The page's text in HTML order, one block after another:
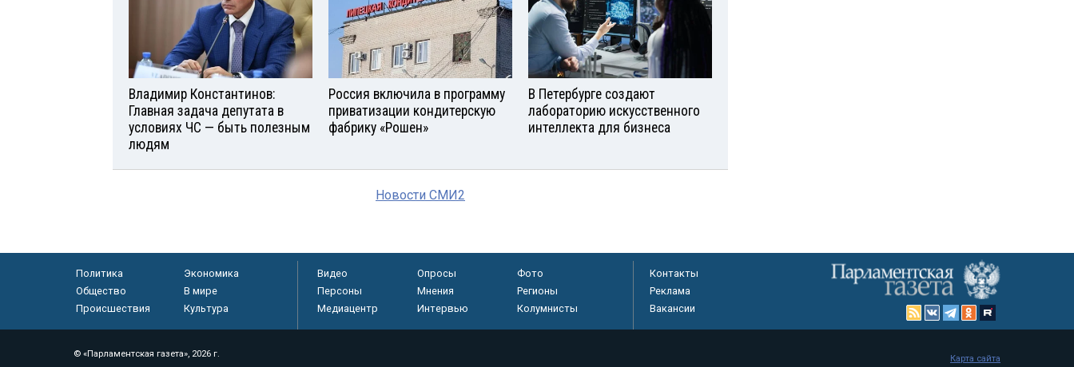
Владимир Константинов:
Главная задача депутата в
условиях ЧС — быть полезным
людям
Россия включила в программу
приватизации кондитерскую
фабрику «Рошен»
В Петербурге создают
лабораторию искусственного
интеллекта для бизнеса
Новости СМИ2
Политика
Экономика
Общество
В мире
Происшествия
Культура
Видео Опросы
Фото
Персоны
Мнения
Регионы
Медиацентр
Интервью Колумнисты
Контакты
Реклама
Вакансии
© «Парламентская газета», 2026 г.
Карта сайта